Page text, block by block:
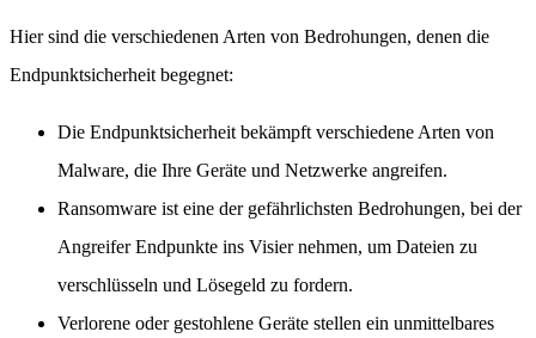
Hier sind die verschiedenen Arten von Bedrohungen, denen die
Endpunktsicherheit begegnet:
Die Endpunktsicherheit bekämpft verschiedene Arten von
Malware, die Ihre Geräte und Netzwerke angreifen.
Ransomware ist eine der gefährlichsten Bedrohungen, bei der
Angreifer Endpunkte ins Visier nehmen, um Dateien zu
verschlüsseln und Lösegeld zu fordern.
Verlorene oder gestohlene Geräte stellen ein unmittelbares